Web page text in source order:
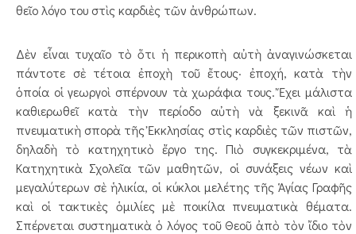
θεῖο λόγο του στὶς καρδιὲς τῶν ἀνθρώπων.
Δὲν εἶναι τυχαῖο τὸ ὅτι ἡ περικοπὴ αὐτὴ ἀναγινώσκεται
πάν­τοτε σὲ τέτοια ἐποχὴ τοῦ ἔτους· ἐποχή, κατὰ τὴν
ὁποία οἱ γεωργοὶ σπέρνουν τὰ χωράφια τους. Ἔχει μάλιστα
καθιερωθεῖ κατὰ τὴν περίοδο αὐτὴ νὰ ξεκινᾶ καὶ ἡ
πνευματικὴ σπορὰ τῆς Ἐκκλησίας στὶς καρδιὲς τῶν πιστῶν,
δηλαδὴ τὸ κατηχητικὸ ἔργο της. Πιὸ συγκεκριμένα, τὰ
Κατηχητικὰ Σχολεῖα τῶν μαθητῶν, οἱ συνάξεις νέων καὶ
μεγαλύτερων σὲ ἡλικία, οἱ κύκλοι μελέτης τῆς Ἁγίας Γραφῆς
καὶ οἱ τακτικὲς ὁμιλίες μὲ ποικίλα πνευματικὰ θέματα.
Σπέρνεται συστηματικὰ ὁ λόγος τοῦ Θεοῦ ἀπὸ τὸν ἴδιο τὸν